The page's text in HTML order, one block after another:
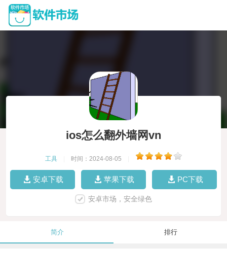
ios怎么翻外墙网vn
工具 时间：2024-08-05
安卓下载 苹果下载 PC下载
安卓市场，安全绿色
简介 排行